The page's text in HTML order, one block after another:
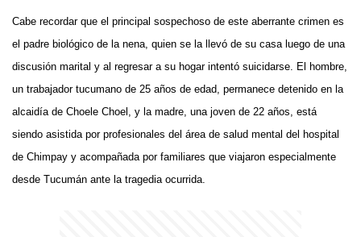
Cabe recordar que el principal sospechoso de este aberrante crimen es
el padre biológico de la nena, quien se la llevó de su casa luego de una
discusión marital y al regresar a su hogar intentó suicidarse. El hombre,
un trabajador tucumano de 25 años de edad, permanece detenido en la
alcaidía de Choele Choel, y la madre, una joven de 22 años, está
siendo asistida por profesionales del área de salud mental del hospital
de Chimpay y acompañada por familiares que viajaron especialmente
desde Tucumán ante la tragedia ocurrida.